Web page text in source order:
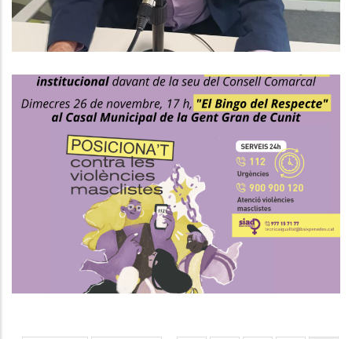
El Consell Comarcal Del Baix
Penedès Commemora El 25N
Altres,S. socials